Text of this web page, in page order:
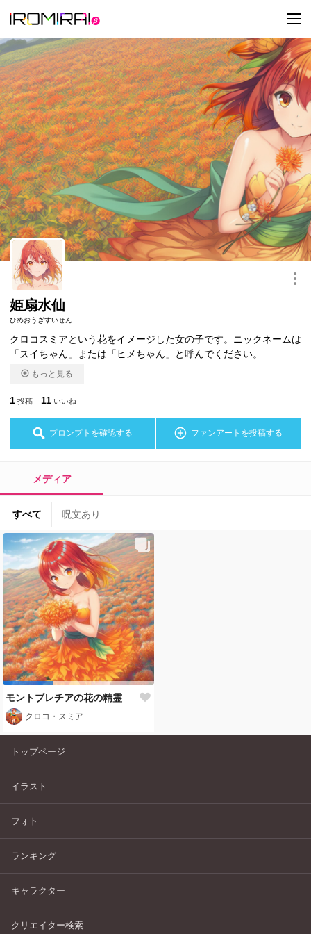
t
o
g
g
l
e
n
a
v
g
t
i
o
n
姫扇水仙
ひめおうぎすいせん
クロコスミアという花をイメージした女の子です。ニックネームは
「スイちゃん」または「ヒメちゃん」と呼んでください。
もっと見る
1 投稿 11 いいね
プロンプトを確認する ファンアートを投稿する
メディア
すべて 呪文あり
モントブレチアの花の精霊
クロコ・スミア
トップページ
イラスト
フォト
ランキング
キャラクター
クリエイター検索